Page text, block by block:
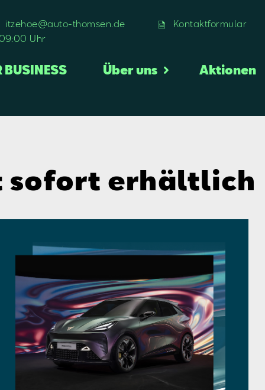
itzehoe@auto-thomsen.de
Kontaktformular
Uhr
BUSINESS Über uns Aktionen
sofort erhältlich